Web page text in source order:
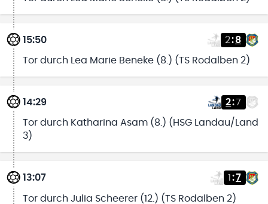
15:50 2:8
Tor durch Lea Marie Beneke (8.) (TS Rodalben 2)
14:29 2:7
Tor durch Katharina Asam (8.) (HSG Landau/Land
3)
13:07 1 :7
Tor durch Julia Scheerer (12.) (TS Rodalben 2)